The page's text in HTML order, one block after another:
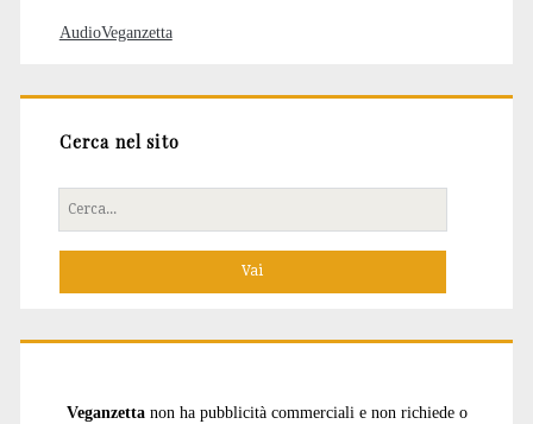
AudioVeganzetta
Cerca nel sito
Cerca
per:
Veganzetta non ha pubblicità commerciali e non richiede o